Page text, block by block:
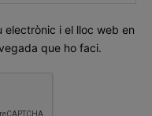
electrònic i el lloc web en
que ho faci.